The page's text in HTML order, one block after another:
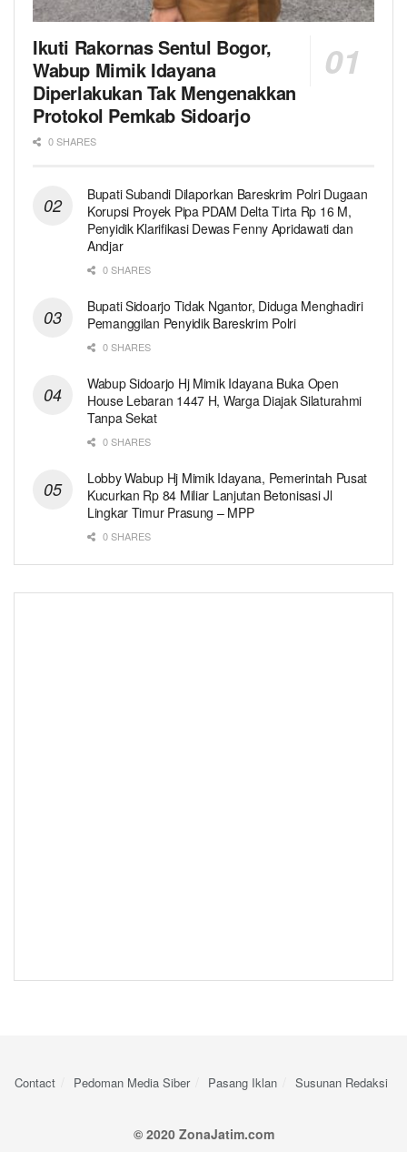
Ikuti Rakornas Sentul Bogor,
Wabup Mimik Idayana
Diperlakukan Tak Mengenakkan
Protokol Pemkab Sidoarjo
0 SHARES
Bupati Subandi Dilaporkan Bareskrim Polri Dugaan
Korupsi Proyek Pipa PDAM Delta Tirta Rp 16 M,
Penyidik Klarifikasi Dewas Fenny Apridawati dan
Andjar
0 SHARES
Bupati Sidoarjo Tidak Ngantor, Diduga Menghadiri
Pemanggilan Penyidik Bareskrim Polri
0 SHARES
Wabup Sidoarjo Hj Mimik Idayana Buka Open
House Lebaran 1447 H, Warga Diajak Silaturahmi
Tanpa Sekat
0 SHARES
Lobby Wabup Hj Mimik Idayana, Pemerintah Pusat
Kucurkan Rp 84 Miliar Lanjutan Betonisasi Jl
Lingkar Timur Prasung – MPP
0 SHARES
Contact Pedoman Media Siber Pasang Iklan Susunan Redaksi
© 2020 ZonaJatim.com